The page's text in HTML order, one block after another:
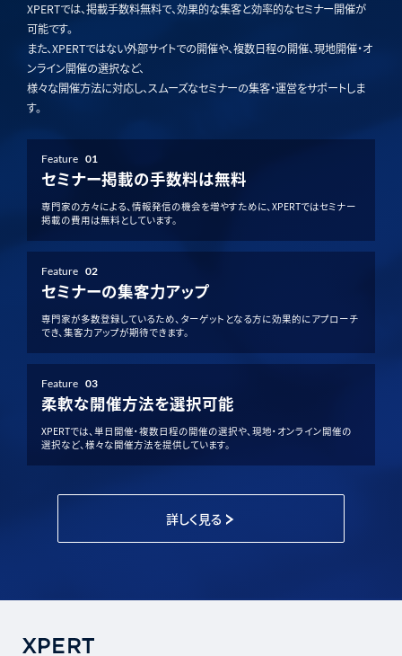
XPERTでは、掲載手数料無料で、効果的な集客と効率的なセミナー開催が
可能です。
また、XPERTではない外部サイトでの開催や、複数日程の開催、現地開催・オ
ンライン開催の選択など、
様々な開催方法に対応し、スムーズなセミナーの集客・運営をサポートしま
す。
Feature 01
セミナー掲載の手数料は無料
専門家の方々による、情報発信の機会を増やすために、XPERTではセミナー
掲載の費用は無料としています。
Feature 02
セミナーの集客力アップ
専門家が多数登録しているため、ターゲットとなる方に効果的にアプローチ
でき、集客力アップが期待できます。
Feature 03
柔軟な開催方法を選択可能
XPERTでは、単日開催・複数日程の開催の選択や、現地・オンライン開催の
選択など、様々な開催方法を提供しています。
詳しく見る